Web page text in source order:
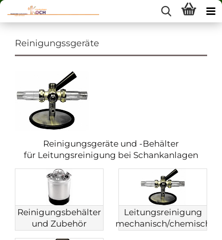
Reinigungssgeräte
Reinigungsgeräte und -Behälter
für Leitungsreinigung bei Schankanlagen
Reinigungsbehälter
und Zubehör
Leitungsreinigung
mechanisch/chemisch